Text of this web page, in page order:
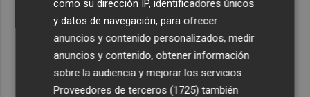
como su dirección IP, identificadores únicos
y datos de navegación, para ofrecer
anuncios y contenido personalizados, medir
anuncios y contenido, obtener información
sobre la audiencia y mejorar los servicios.
Proveedores de terceros (1725) también